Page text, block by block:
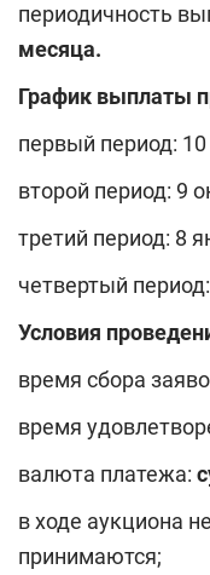
периодичность
месяца.
График выплаты
первый период:
второй период: 9
третий период: 8
четвертый
Условия
время сбора
время
валюта платежа:
в ходе аукциона
принимаются;